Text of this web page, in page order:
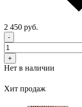
2 450 руб.
-
+
Нет в наличии
Хит продаж